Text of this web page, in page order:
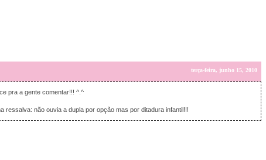
terça-feira, junho 15, 2010
pra a gente comentar!!! ^.^
ressalva: não ouvia a dupla por opção mas por ditadura infantil!!!